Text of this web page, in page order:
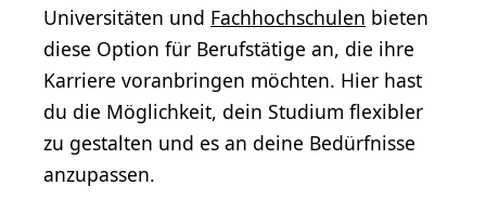
Universitäten und Fachhochschulen bieten
diese Option für Berufstätige an, die ihre
Karriere voranbringen möchten. Hier hast
du die Möglichkeit, dein Studium flexibler
zu gestalten und es an deine Bedürfnisse
anzupassen.